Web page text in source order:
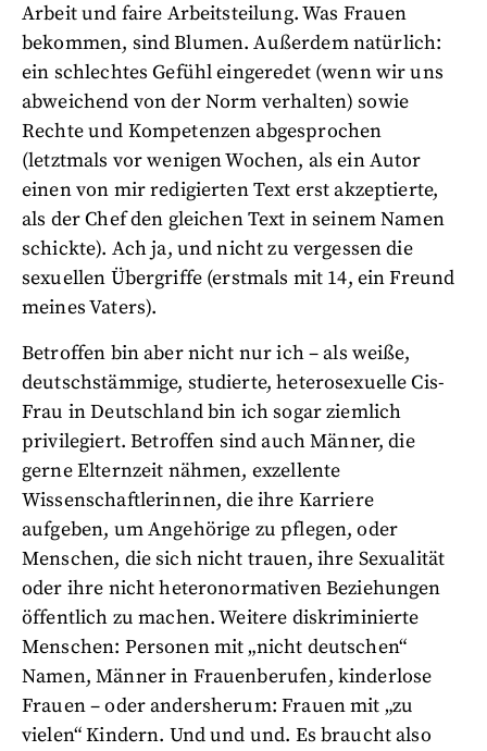
Arbeit und faire Arbeitsteilung. Was Frauen
bekommen, sind Blumen. Außerdem natürlich:
ein schlechtes Gefühl eingeredet (wenn wir uns
abweichend von der Norm verhalten) sowie
Rechte und Kompetenzen abgesprochen
(letztmals vor wenigen Wochen, als ein Autor
einen von mir redigierten Text erst akzeptierte,
als der Chef den gleichen Text in seinem Namen
schickte). Ach ja, und nicht zu vergessen die
sexuellen Übergriffe (erstmals mit 14, ein Freund
meines Vaters).
Betroffen bin aber nicht nur ich – als weiße,
deutschstämmige, studierte, heterosexuelle Cis-
Frau in Deutschland bin ich sogar ziemlich
privilegiert. Betroffen sind auch Männer, die
gerne Elternzeit nähmen, exzellente
Wissenschaftlerinnen, die ihre Karriere
aufgeben, um Angehörige zu pflegen, oder
Menschen, die sich nicht trauen, ihre Sexualität
oder ihre nicht heteronormativen Beziehungen
öffentlich zu machen. Weitere diskriminierte
Menschen: Personen mit „nicht deutschen“
Namen, Männer in Frauenberufen, kinderlose
Frauen – oder andersherum: Frauen mit „zu
vielen“ Kindern. Und und und. Es braucht also